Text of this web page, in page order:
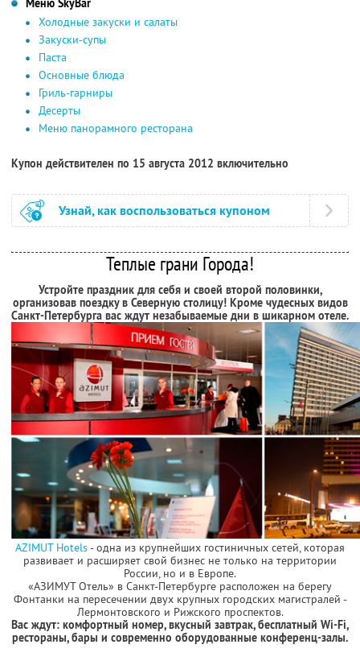
Меню SkyBаr
Холодные закуски и салаты
Закуски-супы
Паста
Основные блюда
Гриль-гарниры
Десерты
Меню панорамного ресторана
Купон действителен по 15 августа 2012 включительно
Узнай, как воспользоваться купоном
Теплые грани Города!
Устройте праздник для себя и своей второй половинки,
организовав поездку в Северную столицу! Кроме чудесных видов
Санкт-Петербурга вас ждут незабываемые дни в шикарном отеле.
AZIMUT Hotels- одна из крупнейших гостиничных сетей, которая
развивает и расширяет свой бизнес не только на территории
России, но и в Европе.
«АЗИМУТ Отель» в Санкт-Петербурге расположен на берегу
Фонтанки на пересечении двух крупных городских магистралей -
Лермонтовского и Рижского проспектов.
Вас ждут: комфортный номер, вкусный завтрак, бесплатный Wi-Fi,
рестораны, бары и современно оборудованные конференц-залы.